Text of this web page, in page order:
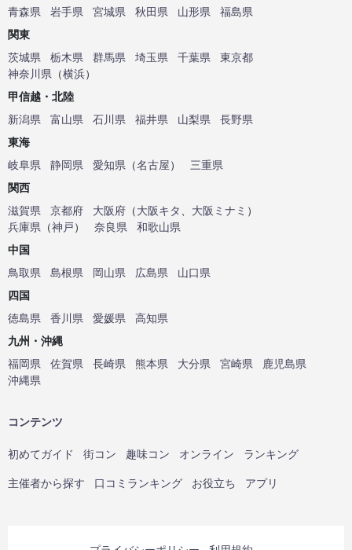
青森県
岩手県 宮城県 秋田県 山形県
福島県
関東
茨城県
栃木県 群馬県 埼玉県 千葉県
東京都
神奈川県 （横浜）
甲信越・北陸
新潟県
富山県 石川県 福井県 山梨県
長野県
東海
岐阜県
静岡県 愛知県 （名古屋）
三重県
関西
滋賀県
京都府 大阪府 （大阪キタ 大阪ミナミ ）
兵庫県 （神戸） 奈良県
和歌山県
中国
鳥取県
島根県 岡山県 広島県
山口県
四国
徳島県
香川県 愛媛県
高知県
九州・沖縄
福岡県
佐賀県 長崎県 熊本県 大分県 宮崎県
鹿児島県
沖縄県
コンテンツ
初めてガイド 街コン 趣味コン オンライン ランキング
主催者から探す 口コミランキング お役立ち アプリ